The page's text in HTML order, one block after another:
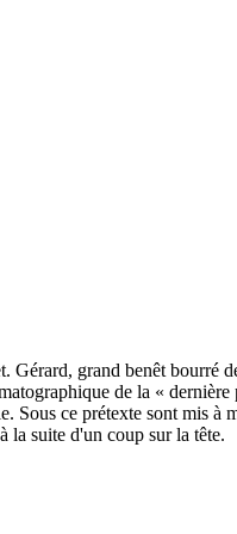
grand benêt
de la «
ce prétexte sont mis
la suite d'un coup sur la tête.